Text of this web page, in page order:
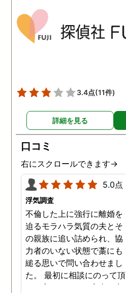
3.4点(11件)
詳細を見る
口コミ
右にスクロールできます→
5.0点
浮気調査
不倫した上に強行に離婚を
迫るモラハラ気質の夫とそ
の親族に追い詰められ、協
力者のいない状態で藁にも
縋る思いで問い合わせまし
た。 最初に相談にのって頂
いた方も、とても率直に意